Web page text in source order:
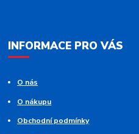
INFORMACE PRO VÁS
O nás
O nákupu
Obchodní podmínky